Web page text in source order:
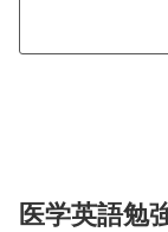
医学英語勉